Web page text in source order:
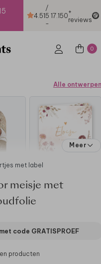
4.51
/
5
-
17.150+
reviews
0
Alle ontwerpen
Meer
met label
meisje met
code GRATISPROEF
producten